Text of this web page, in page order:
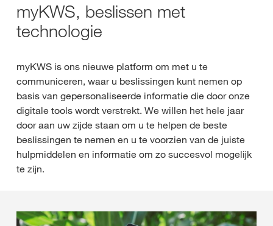
myKWS, beslissen met
technologie
myKWS is ons nieuwe platform om met u te
communiceren, waar u beslissingen kunt nemen op
basis van gepersonaliseerde informatie die door onze
digitale tools wordt verstrekt. We willen het hele jaar
door aan uw zijde staan om u te helpen de beste
beslissingen te nemen en u te voorzien van de juiste
hulpmiddelen en informatie om zo succesvol mogelijk
te zijn.